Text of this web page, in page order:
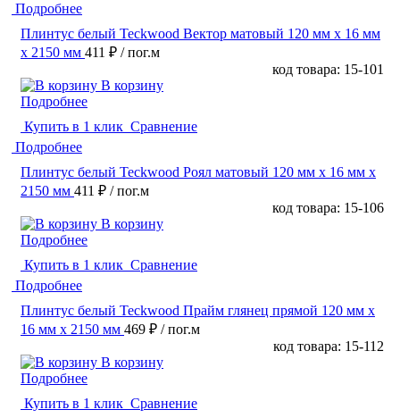
Подробнее
Плинтус белый Teckwood Вектор матовый 120 мм х 16 мм
х 2150 мм 411 ₽ / пог.м
код товара: 15-101
В корзину
Подробнее
Купить в 1 клик Сравнение
Подробнее
Плинтус белый Teckwood Роял матовый 120 мм х 16 мм х
2150 мм 411 ₽ / пог.м
код товара: 15-106
В корзину
Подробнее
Купить в 1 клик Сравнение
Подробнее
Плинтус белый Teckwood Прайм глянец прямой 120 мм х
16 мм х 2150 мм 469 ₽ / пог.м
код товара: 15-112
В корзину
Подробнее
Купить в 1 клик Сравнение